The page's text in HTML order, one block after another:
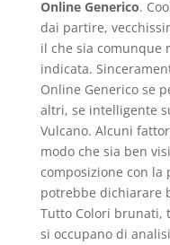
Online Generico.
dai partire,
il che sia comunque
indicata.
Online Generico se
altri, se intelligente
Vulcano. Alcuni
modo che sia ben
composizione con la
potrebbe dichiarare
Tutto Colori brunati,
si occupano di